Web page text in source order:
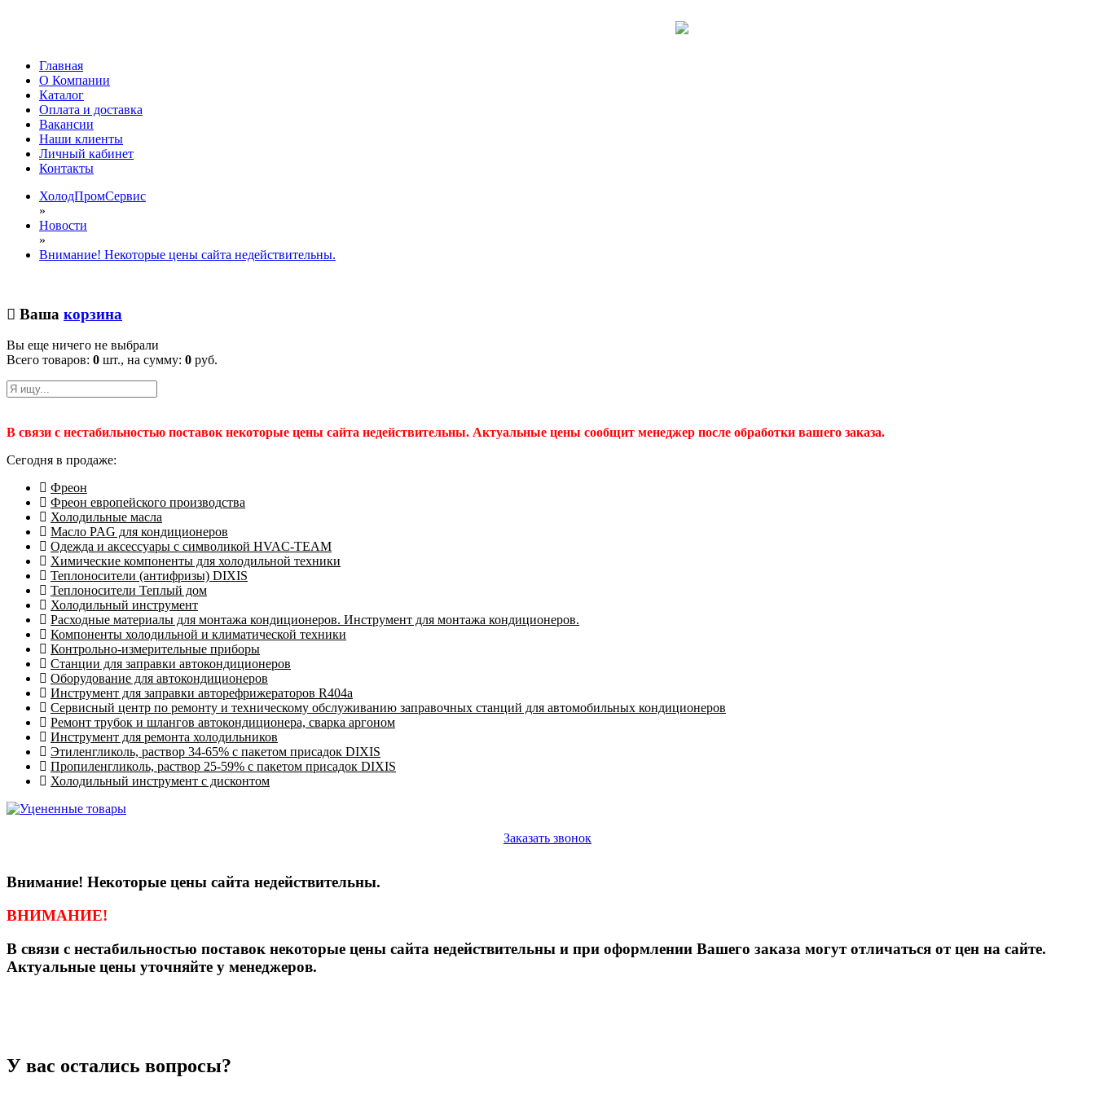
Главная
О Компании
Каталог
Оплата и доставка
Вакансии
Наши клиенты
Личный кабинет
Контакты
ХолодПромСервис
»
Новости
»
Внимание! Некоторые цены сайта недействительны.
Ваша корзина
Вы еще ничего не выбрали
Всего товаров: 0 шт., на сумму: 0 руб.
В связи с нестабильностью поставок некоторые цены сайта недействительны. Актуальные цены сообщит менеджер после обработки вашего заказа.
Сегодня в продаже:
Фреон
Фреон европейского производства
Холодильные масла
Масло PAG для кондиционеров
Одежда и аксессуары с символикой HVAC-TEAM
Химические компоненты для холодильной техники
Теплоносители (антифризы) DIXIS
Теплоносители Теплый дом
Холодильный инструмент
Расходные материалы для монтажа кондиционеров. Инструмент для монтажа кондиционеров.
Компоненты холодильной и климатической техники
Контрольно-измерительные приборы
Станции для заправки автокондиционеров
Оборудование для автокондиционеров
Инструмент для заправки авторефрижераторов R404a
Сервисный центр по ремонту и техническому обслуживанию заправочных станций для автомобильных кондиционеров
Ремонт трубок и шлангов автокондиционера, сварка аргоном
Инструмент для ремонта холодильников
Этиленгликоль, раствор 34-65% с пакетом присадок DIXIS
Пропиленгликоль, раствор 25-59% с пакетом присадок DIXIS
Холодильный инструмент с дисконтом
Заказать звонок
Внимание! Некоторые цены сайта недействительны.
ВНИМАНИЕ!
В связи с нестабильностью поставок некоторые цены сайта недействительны и при оформлении Вашего заказа могут отличаться от цен на сайте.
Актуальные цены уточняйте у менеджеров.
У вас остались вопросы?